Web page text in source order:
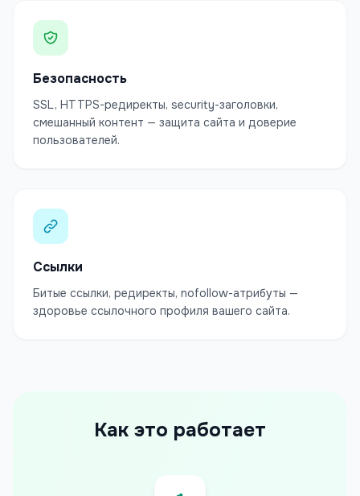
Безопасность
SSL, HTTPS-редиректы, security-заголовки,
смешанный контент — защита сайта и доверие
пользователей.
Ссылки
Битые ссылки, редиректы, nofollow-атрибуты —
здоровье ссылочного профиля вашего сайта.
Как это работает